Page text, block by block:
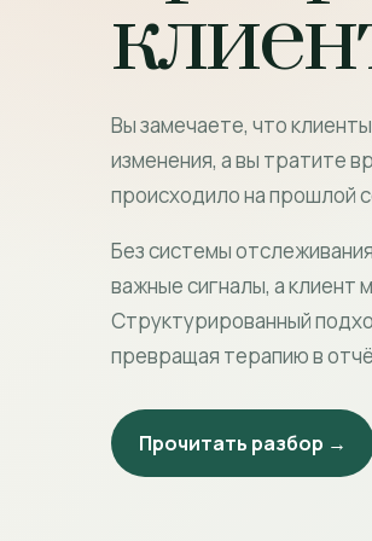
Вы замечаете, что
изменения, а вы тратите
происходило на прошлой
Без системы
важные сигналы, а
Структурированный
превращая терапию в
Прочитать разбор →